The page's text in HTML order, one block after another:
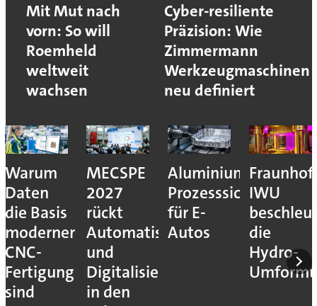
Mit Mut nach
vorn: So will
Roemheld
weltweit
wachsen
Cyber-resiliente
Präzision: Wie
Zimmermann
Werkzeugmaschinen
neu definiert
Warum
Daten
die Basis
moderner
CNC-
Fertigung
sind
MECSPE
2027
rückt
Automatisierung
und
Digitalisierung
in den
Prozesssicher
für E-
Autos
IWU
die
Hydro-